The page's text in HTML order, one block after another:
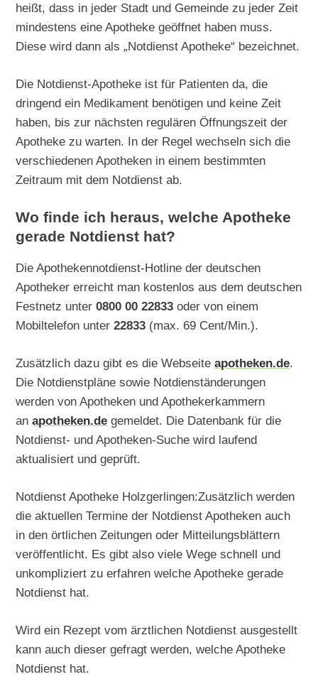
heißt, dass in jeder Stadt und Gemeinde zu jeder Zeit
mindestens eine Apotheke geöffnet haben muss.
Diese wird dann als „Notdienst Apotheke“ bezeichnet.
Die Notdienst-Apotheke ist für Patienten da, die
dringend ein Medikament benötigen und keine Zeit
haben, bis zur nächsten regulären Öffnungszeit der
Apotheke zu warten. In der Regel wechseln sich die
verschiedenen Apotheken in einem bestimmten
Zeitraum mit dem Notdienst ab.
Wo finde ich heraus, welche Apotheke
gerade Notdienst hat?
Die Apothekennotdienst-Hotline der deutschen
Apotheker erreicht man kostenlos aus dem deutschen
Festnetz unter0800 00 22833 oder von einem
Mobiltelefon unter22833 (max. 69 Cent/Min.).
Zusätzlich dazu gibt es die Webseiteapotheken.de.
Die Notdienstpläne sowie Notdienständerungen
werden von Apotheken und Apothekerkammern
anapotheken.de gemeldet. Die Datenbank für die
Notdienst- und Apotheken-Suche wird laufend
aktualisiert und geprüft.
Notdienst Apotheke Holzgerlingen:Zusätzlich werden
die aktuellen Termine der Notdienst Apotheken auch
in den örtlichen Zeitungen oder Mitteilungsblättern
veröffentlicht. Es gibt also viele Wege schnell und
unkompliziert zu erfahren welche Apotheke gerade
Notdienst hat.
Wird ein Rezept vom ärztlichen Notdienst ausgestellt
kann auch dieser gefragt werden, welche Apotheke
Notdienst hat.